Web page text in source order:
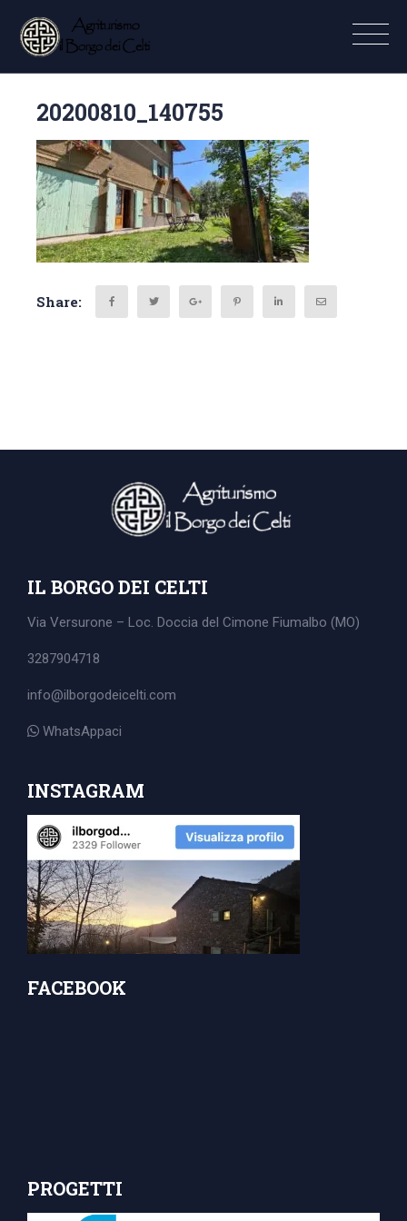
20200810_140755
Share:
IL BORGO DEI CELTI
Via Versurone – Loc. Doccia del Cimone Fiumalbo (MO)
3287904718
info@ilborgodeicelti.com
WhatsAppaci
INSTAGRAM
FACEBOOK
PROGETTI
Search